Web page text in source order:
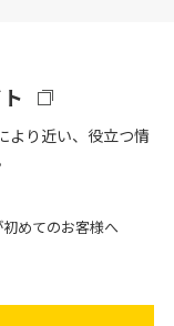
より近い、役立つ情
めてのお客様へ